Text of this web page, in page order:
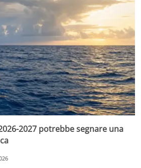
2027 potrebbe segnare una